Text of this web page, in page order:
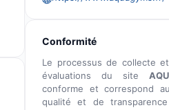
Conformité
Le processus de collecte
évaluations du site
conforme et correspond
qualité et de